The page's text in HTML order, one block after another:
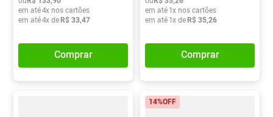
em até4x nos cartões
em até4x deR$ 33,47
Comprar
em até 1x nos cartões
em até 1x deR$ 35,26
Comprar
14%OFF